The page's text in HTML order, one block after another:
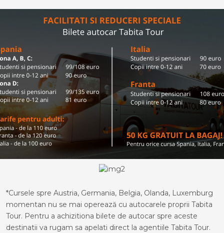
*Cursele spre Austria, Germania, Belgia, Olanda, Luxemburg
momentan nu se mai operează cu autocarele proprii Tabita
Tour. Pentru a achizitiona bilete de autocar spre aceste
destinatii va rugam sa apelati direct la agentiile Tabita Tour.